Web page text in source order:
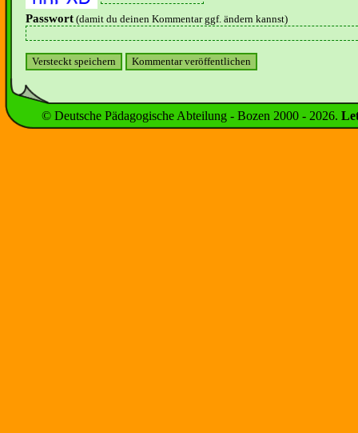
Passwort (damit du deinen Kommentar ggf. ändern kannst)
© Deutsche Pädagogische Abteilung - Bozen 2000 - 2026.